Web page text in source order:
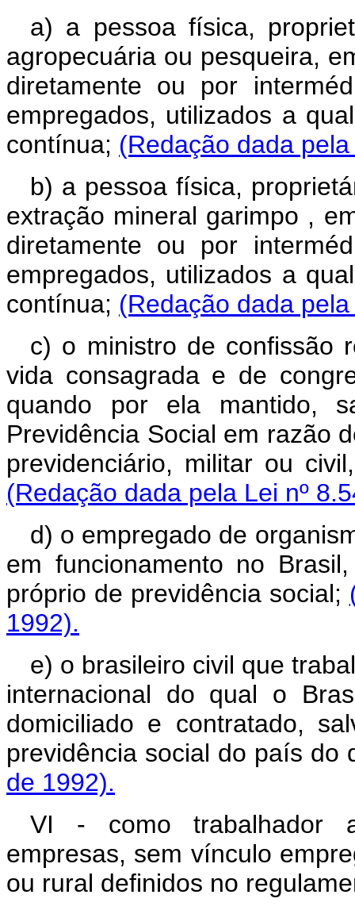
a) a pessoa física,
agropecuária ou pesqueira,
diretamente ou por
empregados, utilizados a
contínua; (Redação dada
b) a pessoa física,
extração mineral garimpo ,
diretamente ou por
empregados, utilizados a
contínua; (Redação dada
c) o ministro de confissão
vida consagrada e de
quando por ela mantido,
Previdência Social em razão
previdenciário, militar ou
(Redação dada pela Lei nº
d) o empregado de
em funcionamento no
próprio de previdência social;
1992).
e) o brasileiro civil que
internacional do qual o
domiciliado e contratado,
previdência social do país do
de 1992).
VI - como trabalhador
empresas, sem vínculo
ou rural definidos no